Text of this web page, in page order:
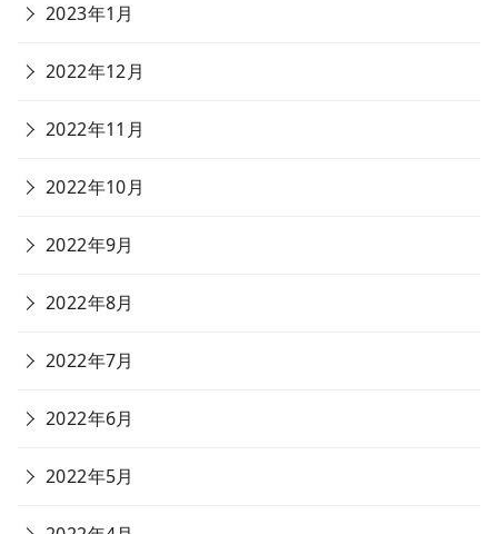
2023年1月
2022年12月
2022年11月
2022年10月
2022年9月
2022年8月
2022年7月
2022年6月
2022年5月